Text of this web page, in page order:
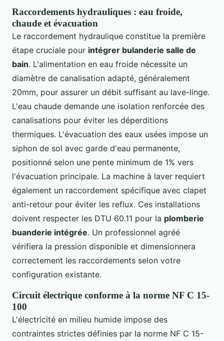
Raccordements hydrauliques : eau froide,
chaude et évacuation
Le raccordement hydraulique constitue la première
étape cruciale pour intégrer bulanderie salle de
bain. L'alimentation en eau froide nécessite un
diamètre de canalisation adapté, généralement
20mm, pour assurer un débit suffisant au lave-linge.
L'eau chaude demande une isolation renforcée des
canalisations pour éviter les déperditions
thermiques. L'évacuation des eaux usées impose un
siphon de sol avec garde d'eau permanente,
positionné selon une pente minimum de 1% vers
l'évacuation principale. La machine à laver requiert
également un raccordement spécifique avec clapet
anti-retour pour éviter les reflux. Ces installations
doivent respecter les DTU 60.11 pour la plomberie
buanderie intégrée. Un professionnel agréé
vérifiera la pression disponible et dimensionnera
correctement les raccordements selon votre
configuration existante.
Circuit électrique conforme à la norme NF C 15-
100
L'électricité en milieu humide impose des
contraintes strictes définies par la norme NF C 15-